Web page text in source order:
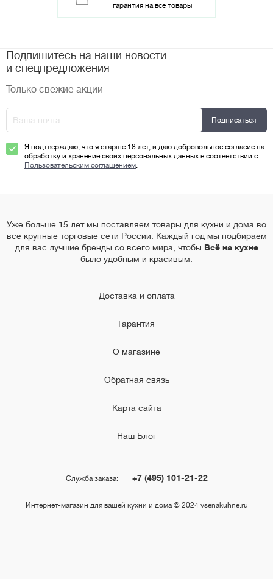
гарантия на все товары
Подпишитесь на наши новости
и спецпредложения
Только свежие акции
Я подтверждаю, что я старше 18 лет, и даю добровольное согласие на
обработку и хранение своих персональных данных в соответствии с
Пользовательским соглашением.
Уже больше 15 лет мы поставляем товары для кухни и дома во
все крупные торговые сети России. Каждый год мы подбираем
для вас лучшие бренды со всего мира, чтобы Всё на кухне
было удобным и красивым.
Доставка и оплата
Гарантия
О магазине
Обратная связь
Карта сайта
Наш Блог
Служба заказа: +7 (495) 101-21-22
Интернет-магазин для вашей кухни и дома © 2024 vsenakuhne.ru